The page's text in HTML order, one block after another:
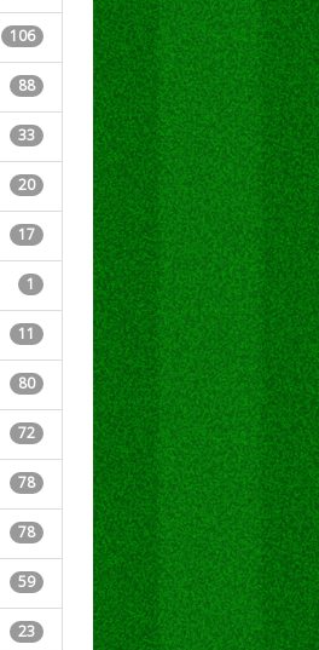
106
88
33
20
17
1
11
80
72
78
78
59
23